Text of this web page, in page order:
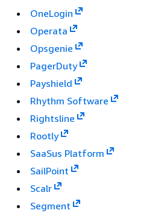
OneLogin
Operata
Opsgenie
PagerDuty
Payshield
Rhythm Software
Rightsline
Rootly
SaaSus Platform
SailPoint
Scalr
Segment